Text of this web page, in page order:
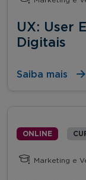
UX: User
Digitais
Saiba mais
ONLINE
Marketing e